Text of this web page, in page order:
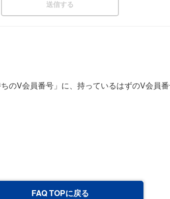
のV会員番号」に、持っているはずのV会員番
FAQ TOPに戻る